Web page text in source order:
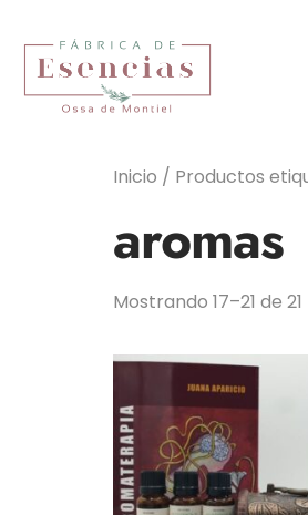
Inicio / Productos
aromas
Mostrando 17–21 de